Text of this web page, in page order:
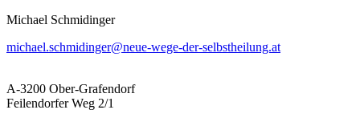
Michael Schmidinger
michael.schmidinger@neue-wege-der-selbstheilung.at
A-3200 Ober-Grafendorf
Feilendorfer Weg 2/1